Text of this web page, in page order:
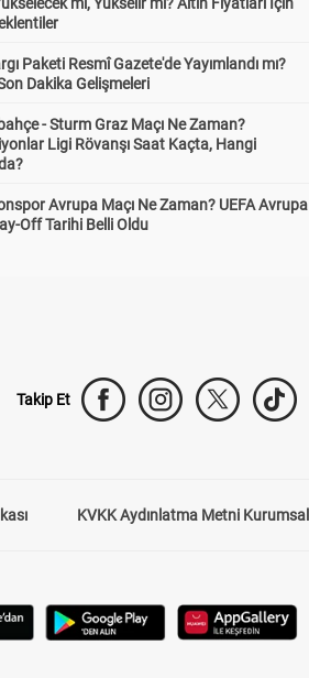
Paketi Resmî Gazete'de Yayımlandı mı?
Dakika Gelişmeleri
- Sturm Graz Maçı Ne Zaman?
Ligi Rövanşı Saat Kaçta, Hangi
Avrupa Maçı Ne Zaman? UEFA Avrupa
Off Tarihi Belli Oldu
Takip Et
KVKK Aydınlatma Metni Kurumsal